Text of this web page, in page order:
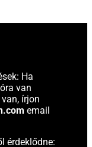
Ha
van
írjon
email
érdeklődne: